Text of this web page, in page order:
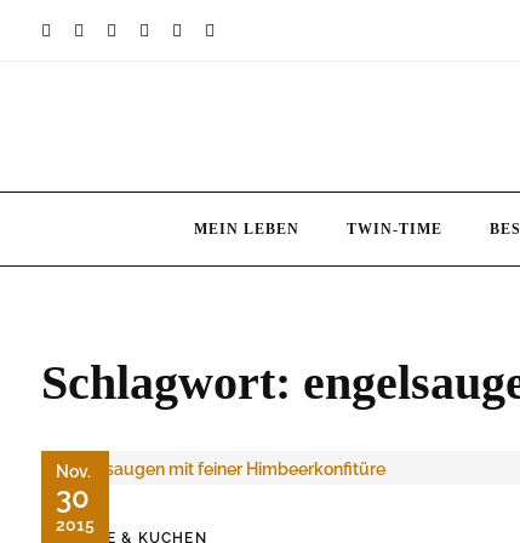
MEIN LEBEN TWIN-TIME
Schlagwort:
Nov.
30
2015
KEKSE & KUCHEN